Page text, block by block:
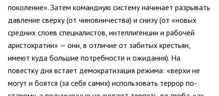
поколение». Затем командную систему начинает разрывать
давление сверху (от чиновничества) и снизу (от «новых
средних слоев специалистов, интеллигенции и рабочей
аристократии» — они, в отличие от забитых крестьян,
имеют куда большие потребности и ожидания). На
повестку дня встает демократизация режима: «верхи не
могут и боятся (за себя самих) использовать террор по-